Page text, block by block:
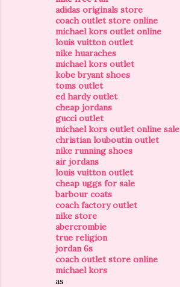
adidas originals store
coach outlet store online
michael kors outlet online
louis vuitton outlet
nike huaraches
michael kors outlet
kobe bryant shoes
toms outlet
ed hardy outlet
cheap jordans
gucci outlet
michael kors outlet online sale
christian louboutin outlet
nike running shoes
air jordans
louis vuitton outlet
cheap uggs for sale
barbour coats
coach factory outlet
nike store
abercrombie
true religion
jordan 6s
coach outlet store online
michael kors
as